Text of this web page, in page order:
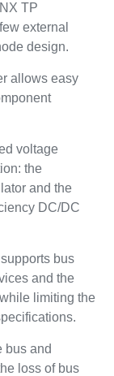
TP
external
design.
allows easy
voltage
the
and the
DC/DC
bus
and the
limiting the
bus and
loss of bus